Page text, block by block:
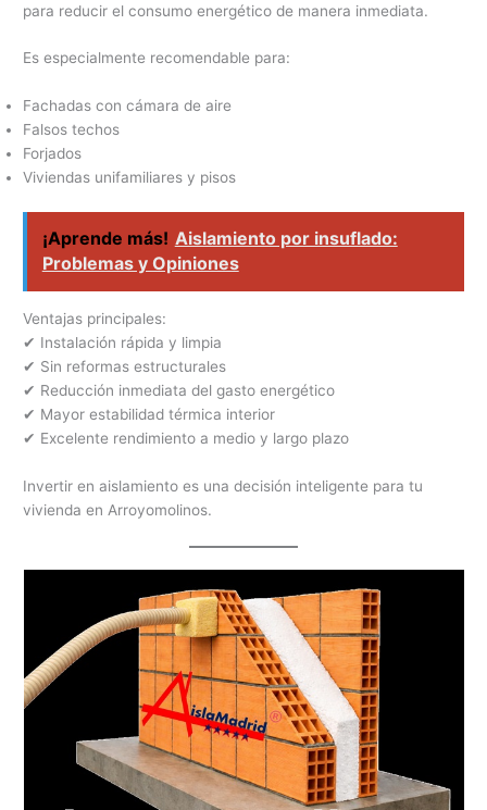
para reducir el consumo energético de manera inmediata.
Es especialmente recomendable para:
Fachadas con cámara de aire
Falsos techos
Forjados
Viviendas unifamiliares y pisos
¡Aprende más! Aislamiento por insuflado:
Problemas y Opiniones
Ventajas principales:
✔ Instalación rápida y limpia
✔ Sin reformas estructurales
✔ Reducción inmediata del gasto energético
✔ Mayor estabilidad térmica interior
✔ Excelente rendimiento a medio y largo plazo
Invertir en aislamiento es una decisión inteligente para tu
vivienda en Arroyomolinos.